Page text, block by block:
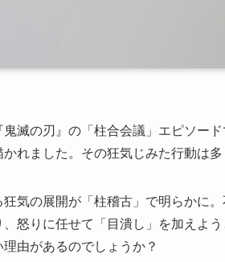
鬼滅の刃』の「柱合会議」エピソー
かれました。その狂気じみた行動は
狂気の展開が「柱稽古」で明らかに
、怒りに任せて「目潰し」を加えよ
理由があるのでしょうか？